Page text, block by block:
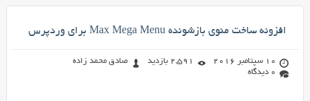
افزونه ساخت منوی بازشونده Max Mega Menu برای وردپرس
10 سپتامبر 2016 2,591 بازدید
صادق محمد زاده
0 دیدگاه